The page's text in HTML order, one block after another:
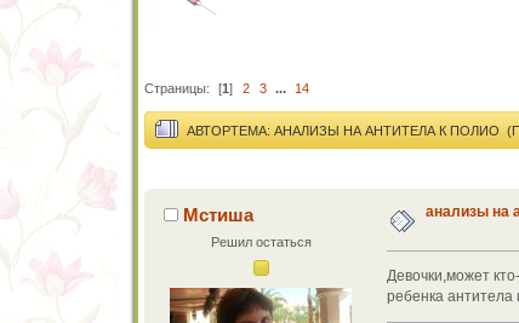
Страницы: [1] 2 3 ... 14
АВТОРТЕМА: АНАЛИЗЫ НА АНТИТЕЛА К ПОЛИО
Мстиша
Решил остаться
анализы на
Девочки,может
ребенка антитела